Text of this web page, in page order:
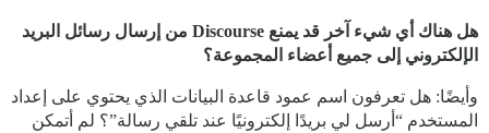
هل هناك أي شيء آخر قد يمنع Discourse من إرسال رسائل البريد
الإلكتروني إلى جميع أعضاء المجموعة؟
وأيضًا: هل تعرفون اسم عمود قاعدة البيانات الذي يحتوي على إعداد
المستخدم “أرسل لي بريدًا إلكترونيًا عند تلقي رسالة”؟ لم أتمكن